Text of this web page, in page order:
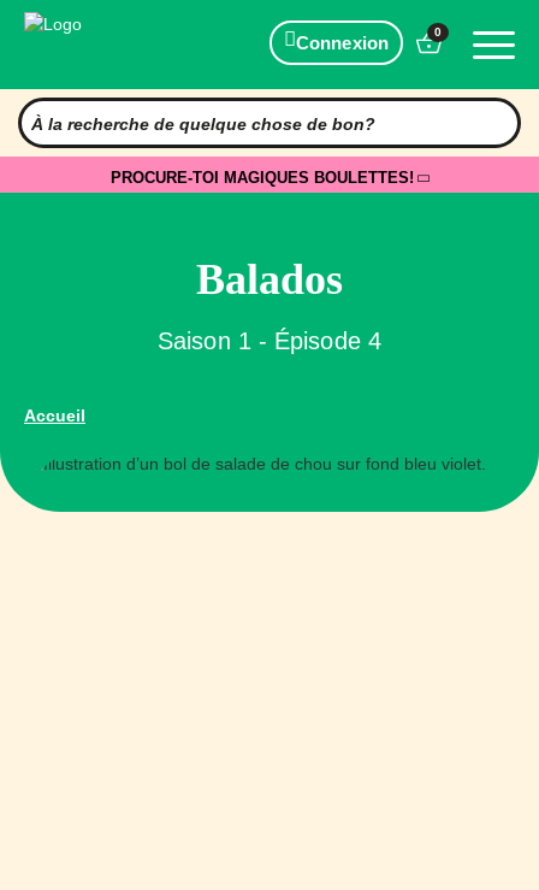
Connexion
0
PROCURE-TOI MAGIQUES BOULETTES!
Balados
Saison 1 - Épisode 4
Accueil